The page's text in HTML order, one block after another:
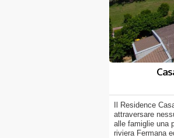
Il Residence
attraversare
alle famiglie una
riviera Fermana